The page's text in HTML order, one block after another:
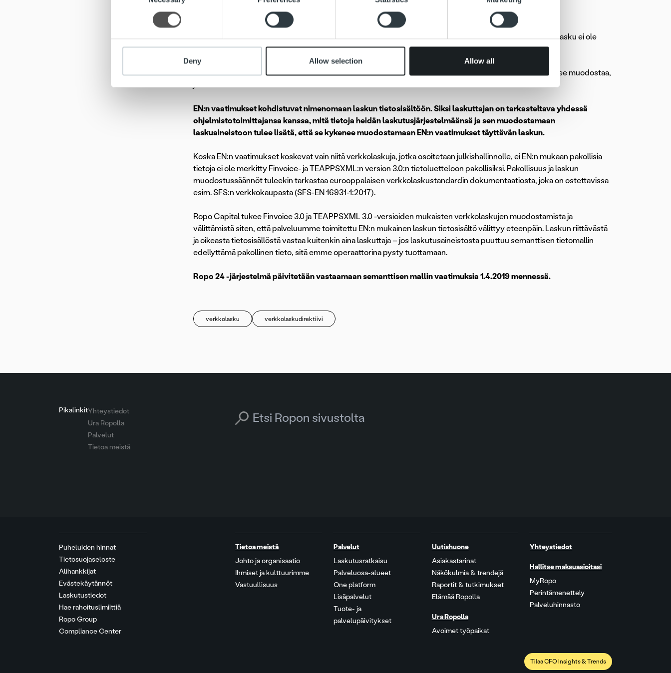
other information that you’ve provided to them or that they’ve collected from your use of their services.
Deny Allow selection Allow all
– sopimukseen perustuvalla laskulla sopimusnumero on ilmoitettava laskuotsikkotason tiedoissa.
Lisäksi EN esimerkiksi rajaa, että laskulla voidaan laskuttaa vain yhtä tilausta tai yhtä sopimusta eli koontilasku ei ole
sallittu.
Pakollisten kenttien lisäksi tärkeä osa EN:a ovat laskentasäännöt, joiden mukaan laskun summatiedot tulee muodostaa,
jotta lasku on EN:n mukaan oikein muodostettu.
EN:n vaatimukset kohdistuvat nimenomaan laskun tietosisältöön. Siksi laskuttajan on tarkasteltava yhdessä
ohjelmistotoimittajansa kanssa, mitä tietoja heidän laskutusjärjestelmäänsä ja sen muodostamaan
laskuaineistoon tulee lisätä, että se kykenee muodostamaan EN:n vaatimukset täyttävän laskun.
Koska EN:n vaatimukset koskevat vain niitä verkkolaskuja, jotka osoitetaan julkishallinnolle, ei EN:n mukaan pakollisia
tietoja ei ole merkitty Finvoice- ja TEAPPSXML:n version 3.0:n tietoluetteloon pakollisiksi. Pakollisuus ja laskun
muodostussäännöt tuleekin tarkastaa eurooppalaisen verkkolaskustandardin dokumentaatiosta, joka on ostettavissa
esim. SFS:n verkkokaupasta (SFS-EN 16931-1:2017).
Ropo Capital tukee Finvoice 3.0 ja TEAPPSXML 3.0 -versioiden mukaisten verkkolaskujen muodostamista ja
välittämistä siten, että palveluumme toimitettu EN:n mukainen laskun tietosisältö välittyy eteenpäin. Laskun riittävästä
ja oikeasta tietosisällöstä vastaa kuitenkin aina laskuttaja – jos laskutusaineistosta puuttuu semanttisen tietomallin
edellyttämä pakollinen tieto, sitä emme operaattorina pysty tuottamaan.
Ropo 24 -järjestelmä päivitetään vastaamaan semanttisen mallin vaatimuksia 1.4.2019 mennessä.
verkkolasku verkkolaskudirektiivi
PikalinkitYhteystiedot
Ura Ropolla
Palvelut
Tietoa meistä
Search for:
Puheluiden hinnat
Tietosuojaseloste
Alihankkijat
Evästekäytännöt
Laskutustiedot
Hae rahoituslimiittiä
Ropo Group
Compliance Center
Tietoa meistä
Johto ja organisaatio
Ihmiset ja kulttuurimme
Vastuullisuus
Palvelut
Laskutusratkaisu
Palveluosa-alueet
One platform
Lisäpalvelut
Tuote- ja
palvelupäivitykset
Uutishuone
Asiakastarinat
Näkökulmia & trendejä
Raportit & tutkimukset
Elämää Ropolla
Ura Ropolla
Avoimet työpaikat
Yhteystiedot
Hallitse maksuasioitasi
MyRopo
Perintämenettely
Palveluhinnasto
Tilaa CFO Insights & Trends